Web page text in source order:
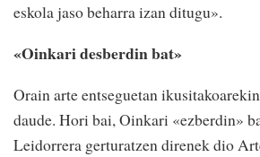
eskola jaso beharra izan ditugu».
«Oinkari desberdin bat»
Orain arte entseguetan
daude. Hori bai, Oinkari «ezberdin»
Leidorrera gerturatzen direnek dio